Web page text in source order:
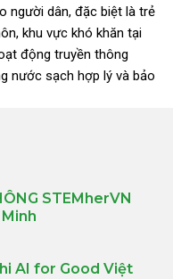
người dân, đặc biệt là trẻ
khu vực khó khăn tại
động truyền thông
nước sạch hợp lý và bảo
STEMherVN
AI for Good Việt